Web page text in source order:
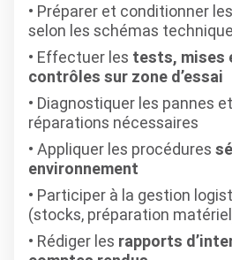
Préparer et conditionner
selon les schémas
Effectuer les tests, mises
contrôles sur zone d’essai
Diagnostiquer les pannes
réparations nécessaires
Appliquer les procédures
environnement
Participer à la gestion
(stocks, préparation
Rédiger les rapports